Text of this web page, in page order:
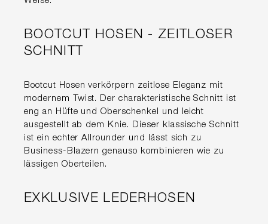
BOOTCUT HOSEN - ZEITLOSER
SCHNITT
Bootcut Hosen verkörpern zeitlose Eleganz mit
modernem Twist. Der charakteristische Schnitt ist
eng an Hüfte und Oberschenkel und leicht
ausgestellt ab dem Knie. Dieser klassische Schnitt
ist ein echter Allrounder und lässt sich zu
Business-Blazern genauso kombinieren wie zu
lässigen Oberteilen.
EXKLUSIVE LEDERHOSEN